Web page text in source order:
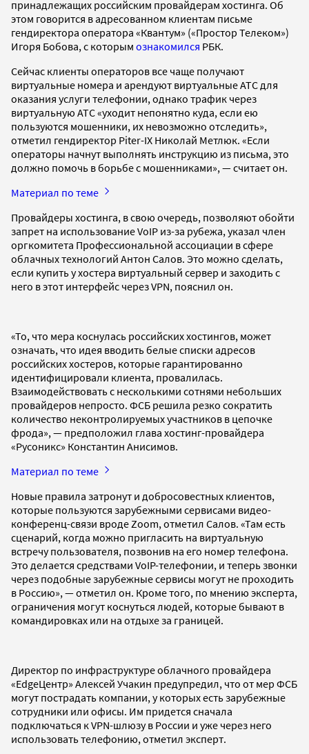
принадлежащих российским провайдерам хостинга. Об
этом говорится в адресованном клиентам письме
гендиректора оператора «Квантум» («Простор Телеком»)
Игоря Бобова, с которым ознакомился РБК.
Сейчас клиенты операторов все чаще получают
виртуальные номера и арендуют виртуальные АТС для
оказания услуги телефонии, однако трафик через
виртуальную АТС «уходит непонятно куда, если ею
пользуются мошенники, их невозможно отследить»,
отметил гендиректор Piter-IX Николай Метлюк. «Если
операторы начнут выполнять инструкцию из письма, это
должно помочь в борьбе с мошенниками», — считает он.
Материал по теме
Провайдеры хостинга, в свою очередь, позволяют обойти
запрет на использование VoIP из-за рубежа, указал член
оргкомитета Профессиональной ассоциации в сфере
облачных технологий Антон Салов. Это можно сделать,
если купить у хостера виртуальный сервер и заходить с
него в этот интерфейс через VPN, пояснил он.
«То, что мера коснулась российских хостингов, может
означать, что идея вводить белые списки адресов
российских хостеров, которые гарантированно
идентифицировали клиента, провалилась.
Взаимодействовать с несколькими сотнями небольших
провайдеров непросто. ФСБ решила резко сократить
количество неконтролируемых участников в цепочке
фрода», — предположил глава хостинг-провайдера
«Русоникс» Константин Анисимов.
Материал по теме
Новые правила затронут и добросовестных клиентов,
которые пользуются зарубежными сервисами видео-
конференц-связи вроде Zoom, отметил Салов. «Там есть
сценарий, когда можно пригласить на виртуальную
встречу пользователя, позвонив на его номер телефона.
Это делается средствами VoIP-телефонии, и теперь звонки
через подобные зарубежные сервисы могут не проходить
в Россию», — отметил он. Кроме того, по мнению эксперта,
ограничения могут коснуться людей, которые бывают в
командировках или на отдыхе за границей.
Директор по инфраструктуре облачного провайдера
«EdgeЦентр» Алексей Учакин предупредил, что от мер ФСБ
могут пострадать компании, у которых есть зарубежные
сотрудники или офисы. Им придется сначала
подключаться к VPN-шлюзу в России и уже через него
использовать телефонию, отметил эксперт.